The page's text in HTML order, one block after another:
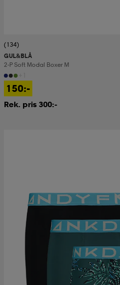
(134)
GUL&BLÅ
2-P Soft Modal Boxer M
150:-
Rek. pris 300:-